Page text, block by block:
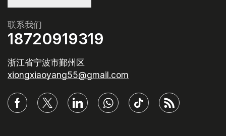
联系我们
18720919319
浙江省宁波市鄞州区
xiongxiaoyang55@gmail.com